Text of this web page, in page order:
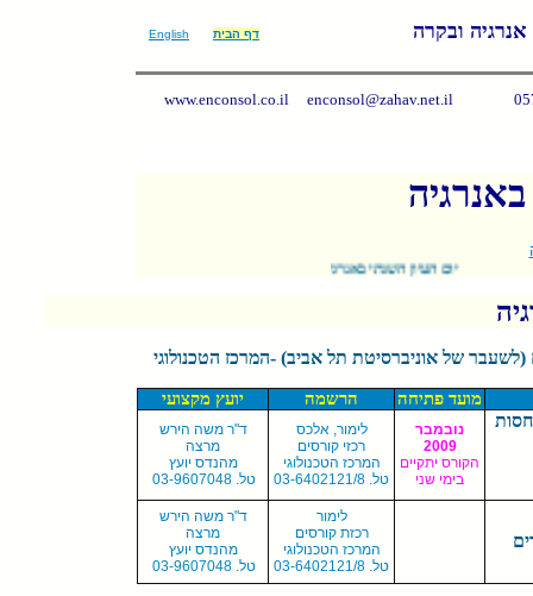
English אנרגיה ובקרה דף הבית
www.enconsol.co.il enconsol@zahav.net.il
באנרגיה
יום העיון השנתי באנרגיה - חידושים בטכנולוגיות, שיטות חיסכון ויצור אנרגיה - יתקיים ב- 09.09.09; לפרטים יש
של אוניברסיטת תל אביב) -המרכז הטכנולוגי
יועץ מקצועי הרשמה מועד פתיחה
ד"ר משה הירש
מרצה
מהנדס יועץ
טל.
03-9607048
לימור,אלכס
רכזי קורסים
המרכז הטכנולוגי
טל. 03-6402121/8
נובמבר
2009
הקורס יתקיים
בימי שני
ד"ר משה הירש
מרצה
מהנדס יועץ
טל.
03-9607048
לימור
רכזת קורסים
המרכז הטכנולוגי
טל. 03-6402121/8